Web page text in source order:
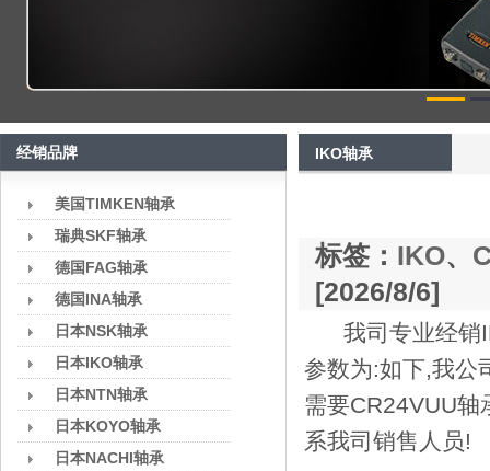
经销品牌
美国TIMKEN轴承
瑞典SKF轴承
德国FAG轴承
德国INA轴承
日本NSK轴承
日本IKO轴承
日本NTN轴承
日本KOYO轴承
日本NACHI轴承
IKO轴承
标签： IKO、
[2026/8/6]
我司专业经销
参数为:如下,我公
需要CR24VUU轴
系我司销售人员!